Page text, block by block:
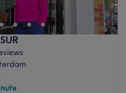
& Beauty een begrip in
de Mauritsweg, biedt onze
breed scala aan kappers-,
Wij zijn gespecialiseerd in
facials,
Of je nu een nieuwe
stralen of je nagels perfect
ben je aan het juiste adres.